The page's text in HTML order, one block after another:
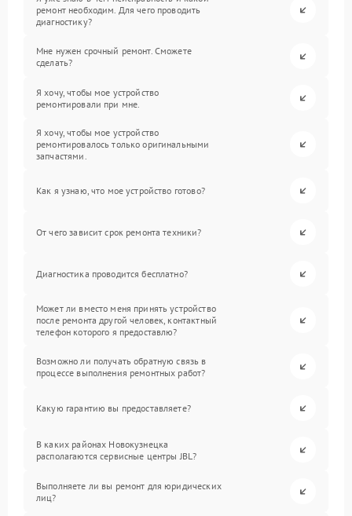
ремонт необходим. Для чего проводить
диагностику?
Мне нужен срочный ремонт. Сможете
сделать?
Я хочу, чтобы мое устройство
ремонтировали при мне.
Я хочу, чтобы мое устройство
ремонтировалось только оригинальными
запчастями.
Как я узнаю, что мое устройство готово?
От чего зависит срок ремонта техники?
Диагностика проводится бесплатно?
Может ли вместо меня принять устройство
после ремонта другой человек, контактный
телефон которого я предоставлю?
Возможно ли получать обратную связь в
процессе выполнения ремонтных работ?
Какую гарантию вы предоставляете?
В каких районах Новокузнецка
располагаются сервисные центры JBL?
Выполняете ли вы ремонт для юридических
лиц?